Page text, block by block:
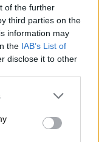
of the further
third parties on the
information may
the IAB’s List of
disclose it to other
or more Google
You may click to
party tags to
ρεύματος
των
ότι